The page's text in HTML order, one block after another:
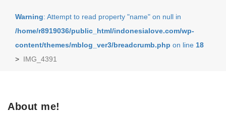
Warning: Attempt to read property "name" on null in
/home/r8919036/public_html/indonesialove.com/wp-
content/themes/mblog_ver3/breadcrumb.php on line 18
> IMG_4391
About me!